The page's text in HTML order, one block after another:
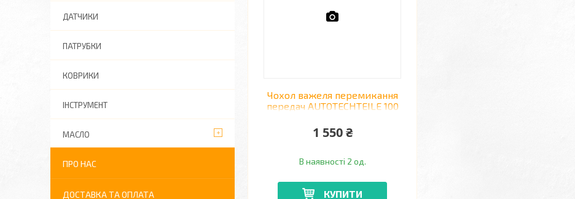
Чохол важеля перемикання
передач AUTOTECHTEILE 100
1 550 ₴
В наявності 2 од.
КУПИТИ
ДАТЧИКИ
ПАТРУБКИ
КОВРИКИ
ІНСТРУМЕНТ
МАСЛО
ПРО НАС
ДОСТАВКА ТА ОПЛАТА